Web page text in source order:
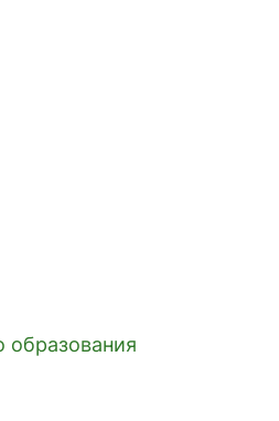
образования